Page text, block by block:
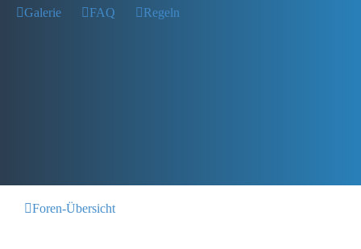
Galerie FAQ Regeln
Foren-Übersicht